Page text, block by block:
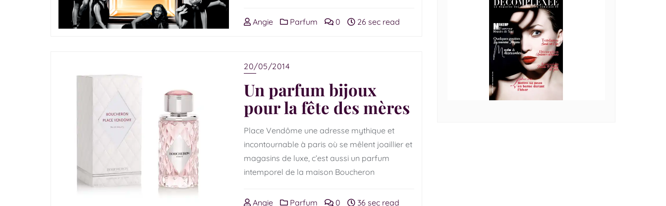
Angie Parfum 0 26 sec read
20/05/2014
Un parfum bijoux
pour la fête des mères
Place Vendôme une adresse mythique et
incontournable à paris où se mêlent joaillier et
magasins de luxe, c’est aussi un parfum
intemporel de la maison Boucheron
Angie Parfum 0 36 sec read